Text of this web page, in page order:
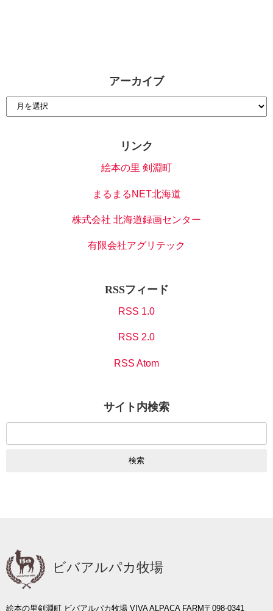
アーカイブ
リンク
絵本の里 剣淵町
まるまるNET北海道
株式会社 北海道録画センター
有限会社アグリテック
RSSフィード
RSS 1.0
RSS 2.0
RSS Atom
サイト内検索
ビバアルパカ牧場
絵本の里剣淵町 ビバアルパカ牧場 VIVA ALPACA FARM〒098-0341